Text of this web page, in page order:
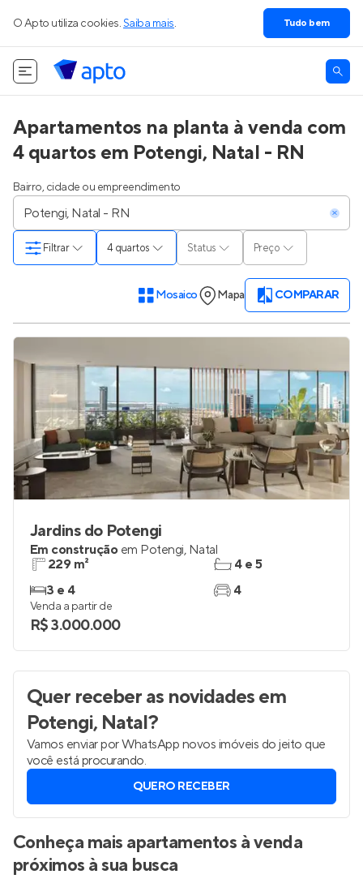
O Apto utiliza cookies. Saiba mais. Tudo bem
Apartamentos na planta à venda com
4 quartos em Potengi, Natal - RN
Bairro, cidade ou empreendimento
4 quartos Status Preço
Filtrar
Mosaico Mapa COMPARAR
Jardins do Potengi
Em construção em Potengi, Natal
229 m²
3 e 4
4 e 5
4
Venda a partir de
R$ 3.000.000
Quer receber as novidadesem
Potengi, Natal?
Vamos enviar por WhatsApp novos imóveis do jeito que
você está procurando.
QUERO RECEBER
Conheça mais apartamentos à venda
próximos à sua busca